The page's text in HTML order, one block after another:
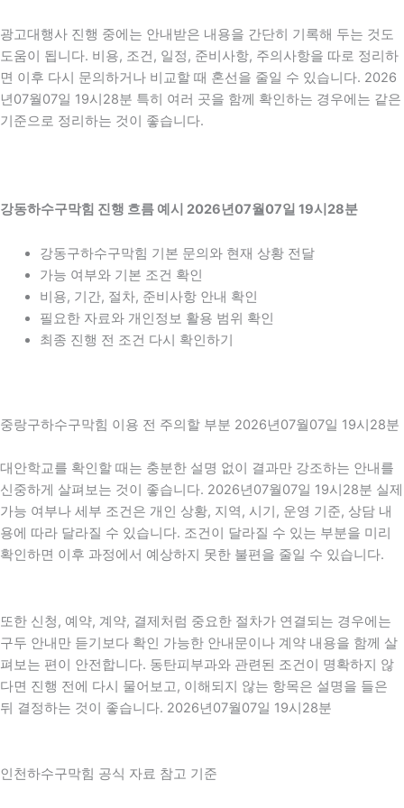
광고대행사 진행 중에는 안내받은 내용을 간단히 기록해 두는 것도
도움이 됩니다. 비용, 조건, 일정, 준비사항, 주의사항을 따로 정리하
면 이후 다시 문의하거나 비교할 때 혼선을 줄일 수 있습니다. 2026
년07월07일 19시28분 특히 여러 곳을 함께 확인하는 경우에는 같은
기준으로 정리하는 것이 좋습니다.
강동하수구막힘 진행 흐름 예시 2026년07월07일 19시28분
강동구하수구막힘 기본 문의와 현재 상황 전달
가능 여부와 기본 조건 확인
비용, 기간, 절차, 준비사항 안내 확인
필요한 자료와 개인정보 활용 범위 확인
최종 진행 전 조건 다시 확인하기
중랑구하수구막힘 이용 전 주의할 부분 2026년07월07일 19시28분
대안학교를 확인할 때는 충분한 설명 없이 결과만 강조하는 안내를
신중하게 살펴보는 것이 좋습니다. 2026년07월07일 19시28분 실제
가능 여부나 세부 조건은 개인 상황, 지역, 시기, 운영 기준, 상담 내
용에 따라 달라질 수 있습니다. 조건이 달라질 수 있는 부분을 미리
확인하면 이후 과정에서 예상하지 못한 불편을 줄일 수 있습니다.
또한 신청, 예약, 계약, 결제처럼 중요한 절차가 연결되는 경우에는
구두 안내만 듣기보다 확인 가능한 안내문이나 계약 내용을 함께 살
펴보는 편이 안전합니다. 동탄피부과와 관련된 조건이 명확하지 않
다면 진행 전에 다시 물어보고, 이해되지 않는 항목은 설명을 들은
뒤 결정하는 것이 좋습니다. 2026년07월07일 19시28분
인천하수구막힘 공식 자료 참고 기준